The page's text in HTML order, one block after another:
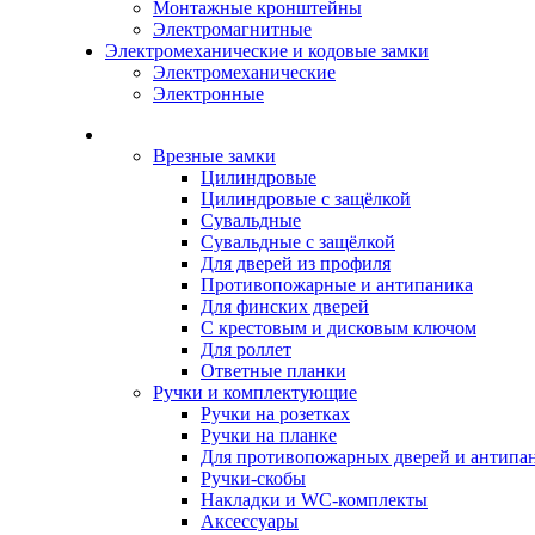
Монтажные кронштейны
Электромагнитные
Электромеханические и кодовые замки
Электромеханические
Электронные
Врезные замки
Цилиндровые
Цилиндровые с защёлкой
Сувальдные
Сувальдные с защёлкой
Для дверей из профиля
Противопожарные и антипаника
Для финских дверей
С крестовым и дисковым ключом
Для роллет
Ответные планки
Ручки и комплектующие
Ручки на розетках
Ручки на планке
Для противопожарных дверей и
Ручки-скобы
Накладки и WC-комплекты
Аксессуары